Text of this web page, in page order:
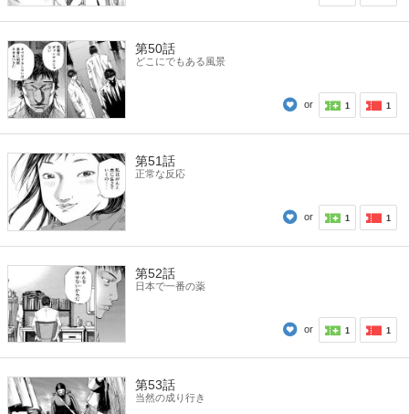
第50話
どこにでもある風景
or 1 1
第51話
正常な反応
or 1 1
第52話
日本で一番の薬
or 1 1
第53話
当然の成り行き